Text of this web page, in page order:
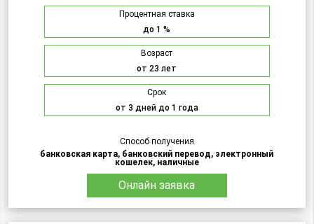
Процентная ставка
до 1 %
Возраст
от 23 лет
Срок
от 3 дней до 1 года
Способ получения
банковская карта, банковский перевод, электронный
кошелек, наличные
Онлайн заявка